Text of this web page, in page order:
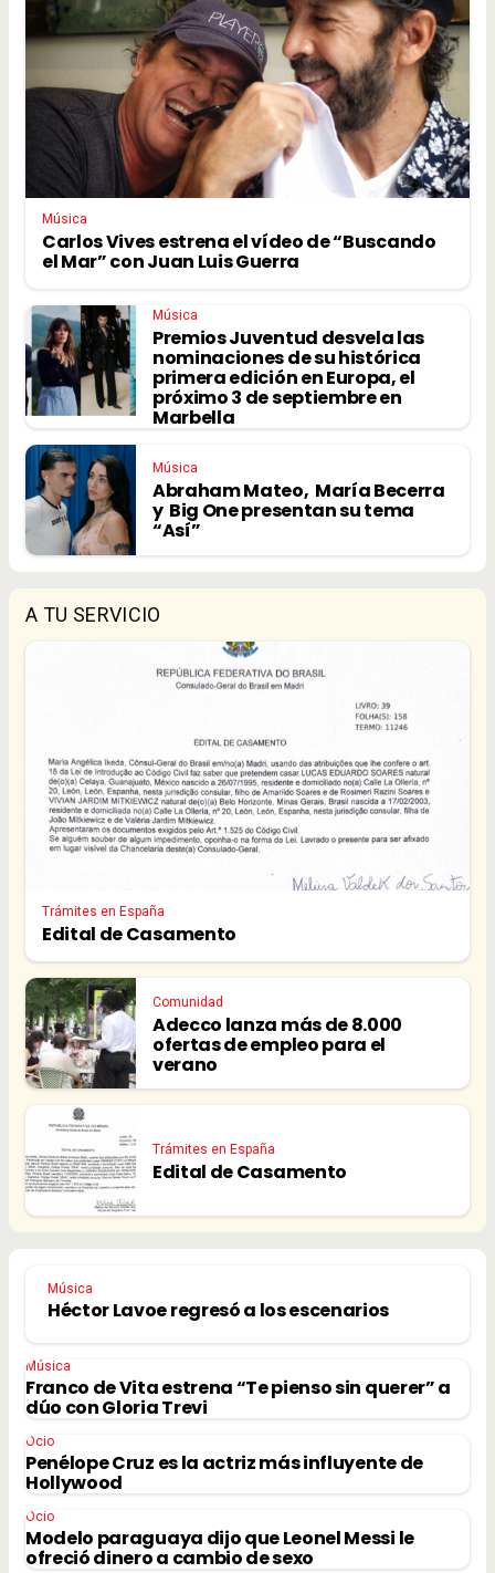
Música
Carlos Vives estrena el vídeo de “Buscando
el Mar” con Juan Luis Guerra
Música
Premios Juventud desvela las
nominaciones de su histórica
primera edición en Europa, el
próximo 3 de septiembre en
Marbella
Música
Abraham Mateo, María Becerra
y Big One presentan su tema
“Así”
A TU SERVICIO
Trámites en España
Edital de Casamento
Comunidad
Adecco lanza más de 8.000
ofertas de empleo para el
verano
Trámites en España
Edital de Casamento
Música
Héctor Lavoe regresó a los escenarios
Música
Franco de Vita estrena “Te pienso sin querer” a
dúo con Gloria Trevi
Ocio
Penélope Cruz es la actriz más influyente de
Hollywood
Ocio
Modelo paraguaya dijo que Leonel Messi le
ofreció dinero a cambio de sexo